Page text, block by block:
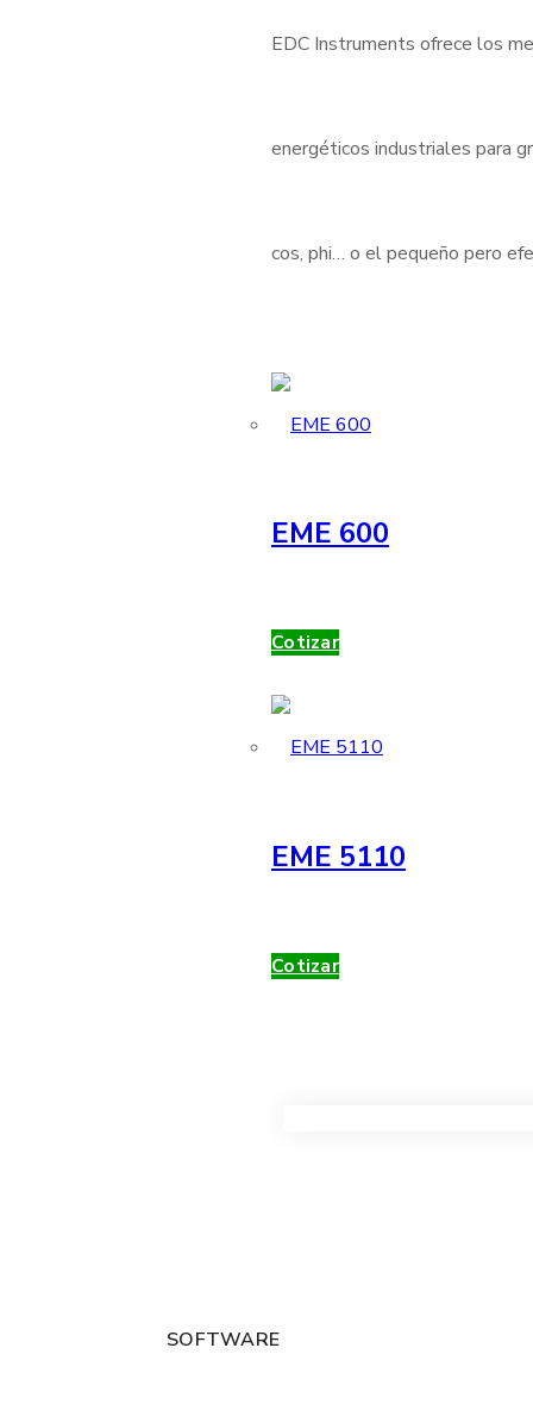
EDC Instruments ofrece los
energéticos industriales para
cos, phi… o el pequeño pero
EME 600
Cotizar
EME 5110
Cotizar
SOFTWARE